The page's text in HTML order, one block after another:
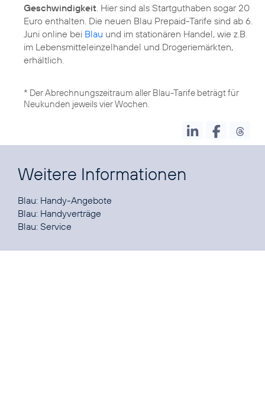
Geschwindigkeit. Hier sind als Startguthaben sogar 20
Euro enthalten. Die neuen Blau Prepaid-Tarife sind ab 6.
Juni online bei Blau und im stationären Handel, wie z.B.
im Lebensmitteleinzelhandel und Drogeriemärkten,
erhältlich.
* Der Abrechnungszeitraum aller Blau-Tarife beträgt für
Neukunden jeweils vier Wochen.
Weitere Informationen
Blau: Handy-Angebote
Blau: Handyverträge
Blau: Service